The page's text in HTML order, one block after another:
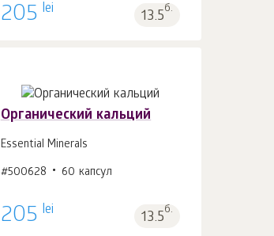
205 lei 13.5б.
Органический кальций
Essential Minerals
#500628 60 капсул
205 lei 13.5б.
В корзину 1